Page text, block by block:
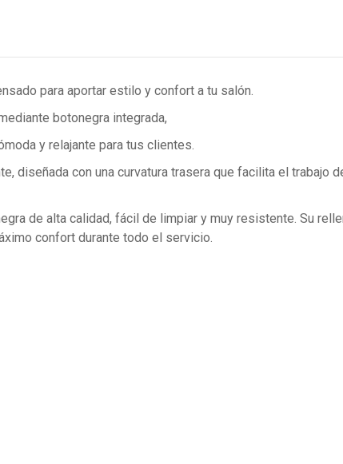
para aportar estilo y confort a tu salón.
botonegra integrada,
y relajante para tus clientes.
diseñada con una curvatura trasera que facilita el
de alta calidad, fácil de limpiar y muy resistente. Su
confort durante todo el servicio.